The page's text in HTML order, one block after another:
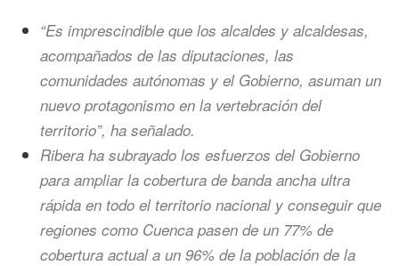
“Es imprescindible que los alcaldes y alcaldesas,
acompañados de las diputaciones, las
comunidades autónomas y el Gobierno, asuman un
nuevo protagonismo en la vertebración del
territorio”, ha señalado.
Ribera ha subrayado los esfuerzos del Gobierno
para ampliar la cobertura de banda ancha ultra
rápida en todo el territorio nacional y conseguir que
regiones como Cuenca pasen de un 77% de
cobertura actual a un 96% de la población de la